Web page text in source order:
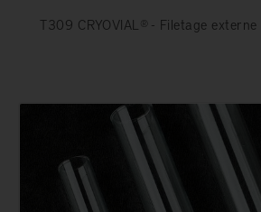
T309 CRYOVIAL® - Filetage